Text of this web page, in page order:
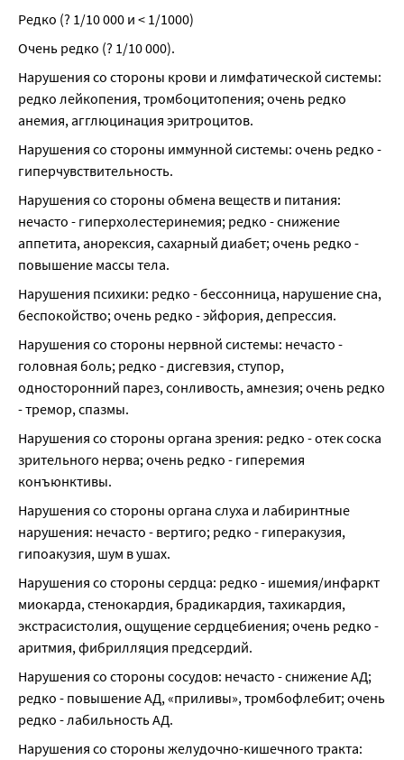
Редко (? 1/10 000 и < 1/1000)
Очень редко (? 1/10 000).
Нарушения со стороны крови и лимфатической системы:
редко лейкопения, тромбоцитопения; очень редко
анемия, агглюцинация эритроцитов.
Нарушения со стороны иммунной системы: очень редко -
гиперчувствительность.
Нарушения со стороны обмена веществ и питания:
нечасто - гиперхолестеринемия; редко - снижение
аппетита, анорексия, сахарный диабет; очень редко -
повышение массы тела.
Нарушения психики: редко - бессонница, нарушение сна,
беспокойство; очень редко - эйфория, депрессия.
Нарушения со стороны нервной системы: нечасто -
головная боль; редко - дисгевзия, ступор,
односторонний парез, сонливость, амнезия; очень редко
- тремор, спазмы.
Нарушения со стороны органа зрения: редко - отек соска
зрительного нерва; очень редко - гиперемия
конъюнктивы.
Нарушения со стороны органа слуха и лабиринтные
нарушения: нечасто - вертиго; редко - гиперакузия,
гипоакузия, шум в ушах.
Нарушения со стороны сердца: редко - ишемия/инфаркт
миокарда, стенокардия, брадикардия, тахикардия,
экстрасистолия, ощущение сердцебиения; очень редко -
аритмия, фибрилляция предсердий.
Нарушения со стороны сосудов: нечасто - снижение АД;
редко - повышение АД, «приливы», тромбофлебит; очень
редко - лабильность АД.
Нарушения со стороны желудочно-кишечного тракта: